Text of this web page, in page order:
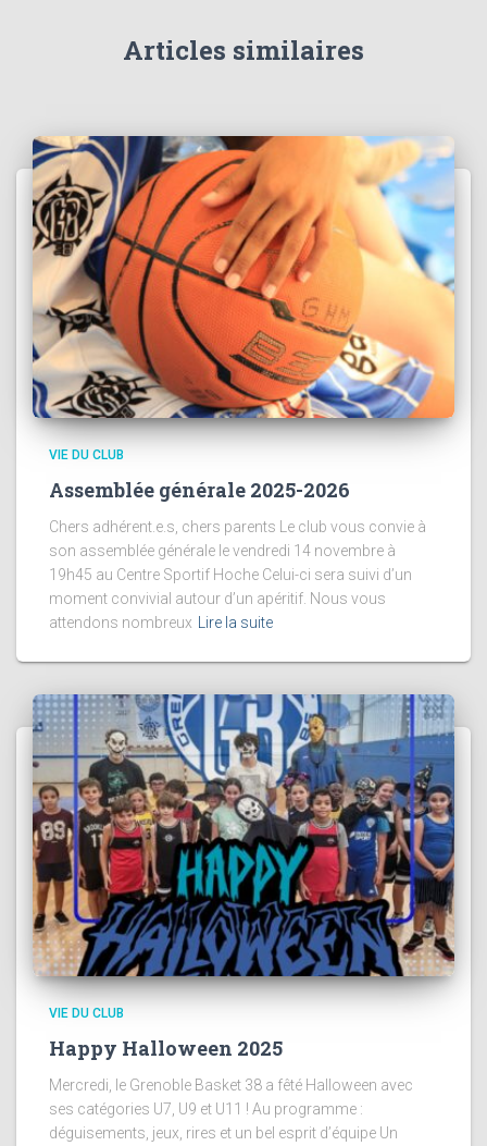
Articles similaires
VIE DU CLUB
Assemblée générale 2025-2026
Chers adhérent.e.s, chers parents Le club vous convie à
son assemblée générale le vendredi 14 novembre à
19h45 au Centre Sportif Hoche Celui-ci sera suivi d’un
moment convivial autour d’un apéritif. Nous vous
attendons nombreux
Lire la suite
VIE DU CLUB
Happy Halloween 2025
Mercredi, le Grenoble Basket 38 a fêté Halloween avec
ses catégories U7, U9 et U11 ! Au programme :
déguisements, jeux, rires et un bel esprit d’équipe Un